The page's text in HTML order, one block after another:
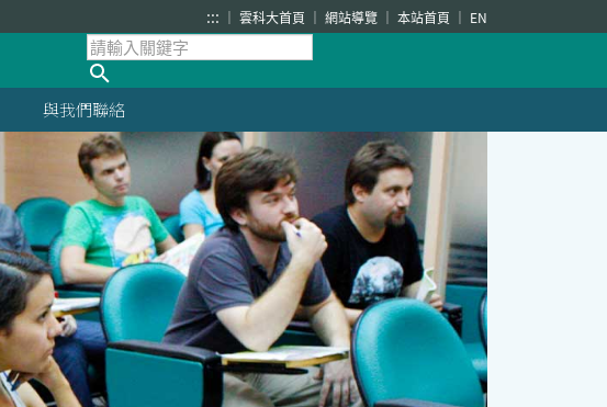
::: 雲科大首頁 網站導覽 本站首頁 EN
與我們聯絡